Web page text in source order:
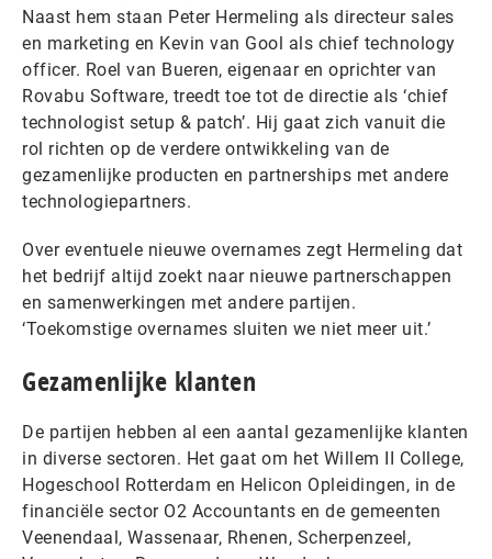
Naast hem staan Peter Hermeling als directeur sales
en marketing en Kevin van Gool als chief technology
officer. Roel van Bueren, eigenaar en oprichter van
Rovabu Software, treedt toe tot de directie als ‘chief
technologist setup & patch’. Hij gaat zich vanuit die
rol richten op de verdere ontwikkeling van de
gezamenlijke producten en partnerships met andere
technologiepartners.
Over eventuele nieuwe overnames zegt Hermeling dat
het bedrijf altijd zoekt naar nieuwe partnerschappen
en samenwerkingen met andere partijen.
‘Toekomstige overnames sluiten we niet meer uit.’
Gezamenlijke klanten
De partijen hebben al een aantal gezamenlijke klanten
in diverse sectoren. Het gaat om het Willem II College,
Hogeschool Rotterdam en Helicon Opleidingen, in de
financiële sector O2 Accountants en de gemeenten
Veenendaal, Wassenaar, Rhenen, Scherpenzeel,